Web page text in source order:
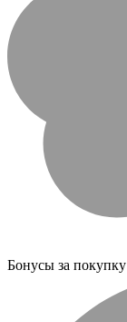
Бонусы за покупку